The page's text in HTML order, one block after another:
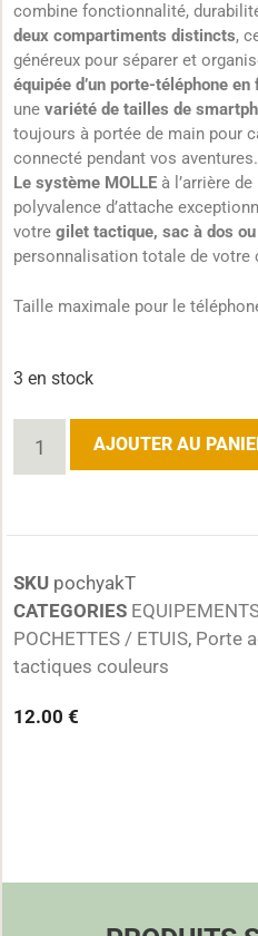
combine fonctionnalité,
deux compartiments distincts,
généreux pour séparer et
équipée d’un porte-téléphone en
une variété de tailles de
toujours à portée de main pour
connecté pendant vos aventures.
Le système MOLLE à l’arrière
polyvalence d’attache
votre gilet tactique, sac à dos
personnalisation totale de votre
Taille maximale pour le
3 en stock
AJOUTER AU
SKU pochyakT
CATEGORIES
POCHETTES / ETUIS, Porte
tactiques couleurs
12.00 €